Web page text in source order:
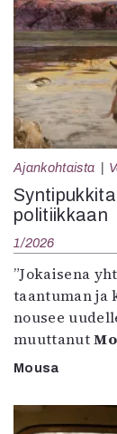
Ajankohtaista
politiikkaan
1/2026
”Jokaisena
taantuman ja
nousee
muuttanut
Mousa